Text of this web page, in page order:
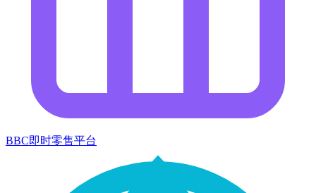
BBC即时零售平台